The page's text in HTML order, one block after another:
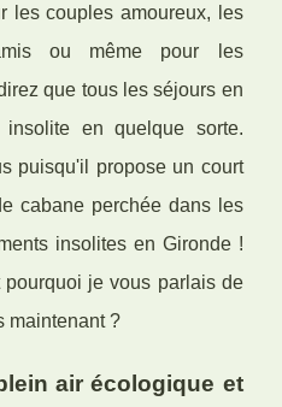
les couples amoureux, les
ou même pour les
que tous les séjours en
insolite en quelque sorte.
puisqu'il propose un court
cabane perchée dans les
insolites en Gironde !
pourquoi je vous parlais de
maintenant ?
air écologique et